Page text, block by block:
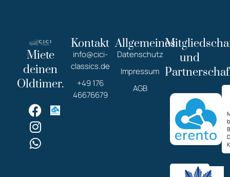
Miete
deinen
Oldtimer.
Kontakt
info@cici-
classics.de
+49 176
46676679
Allgemeines
Datenschutz
Impressum
AGB
und